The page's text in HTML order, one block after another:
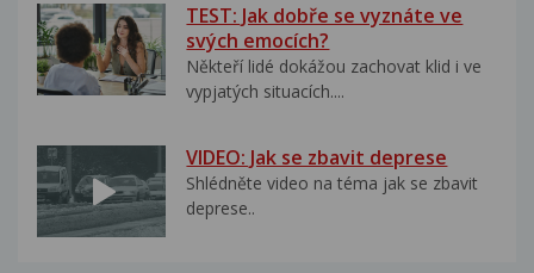
TEST: Jak dobře se vyznáte ve
svých emocích?
Někteří lidé dokážou zachovat klid i ve
vypjatých situacích....
VIDEO: Jak se zbavit deprese
Shlédněte video na téma jak se zbavit
deprese..